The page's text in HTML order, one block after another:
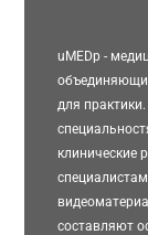
uMEDp -
для
клинические
составляют